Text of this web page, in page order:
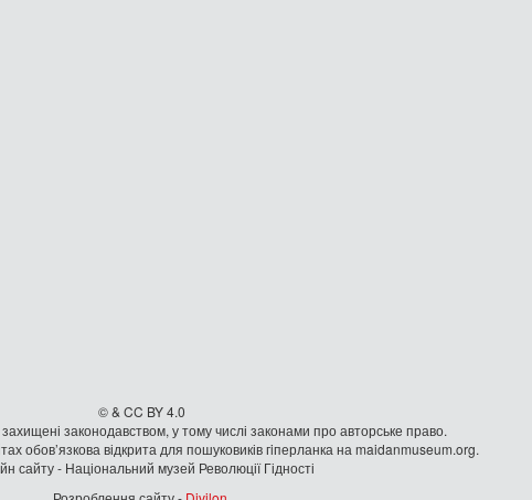
© & CC BY 4.0
законодавством, у тому числі законами про авторське право.
обов’язкова відкрита для пошуковиків гiперланка на maidanmuseum.org.
сайту - Національний музей Революції Гідності